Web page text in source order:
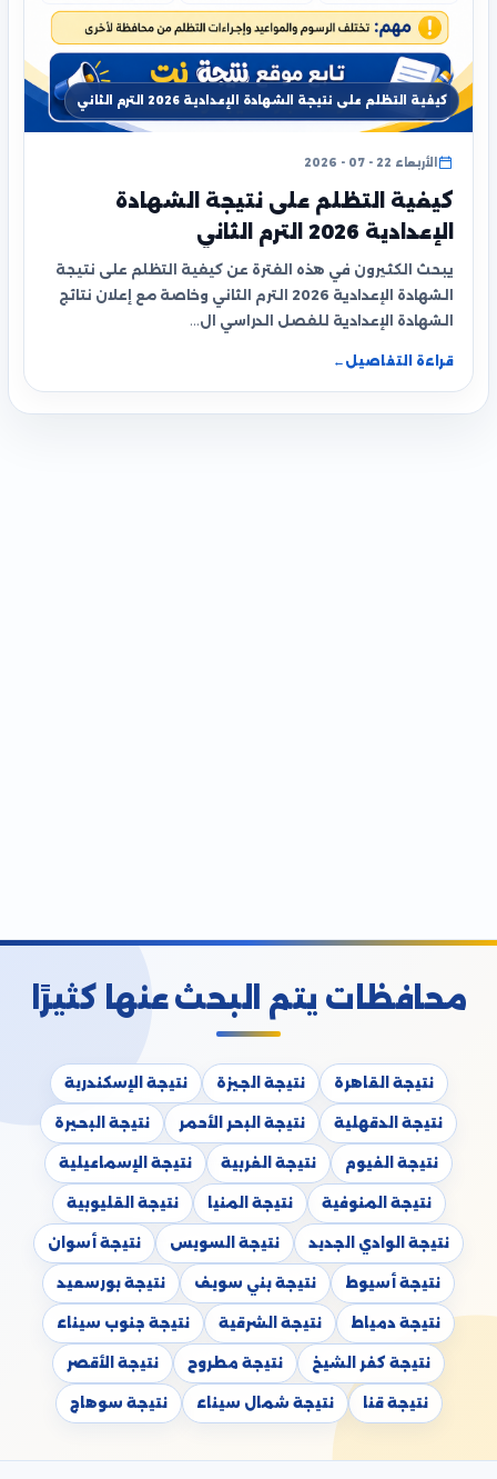
كيفية التظلم على نتيجة الشهادة الإعدادية 2026 الترم الثاني
الأربعاء 22 - 07 - 2026
كيفية التظلم على نتيجة الشهادة
الإعدادية 2026 الترم الثاني
يبحث الكثيرون في هذه الفترة عن كيفية التظلم على نتيجة
الشهادة الإعدادية 2026 الترم الثاني وخاصة مع إعلان نتائج
الشهادة الإعدادية للفصل الدراسي ال…
قراءة التفاصيل ←
محافظات يتم البحث عنها كثيرًا
نتيجة القاهرة نتيجة الجيزة نتيجة الإسكندرية
نتيجة الدقهلية نتيجة البحر الأحمر نتيجة البحيرة
نتيجة الفيوم نتيجة الغربية نتيجة الإسماعيلية
نتيجة المنوفية نتيجة المنيا نتيجة القليوبية
نتيجة الوادي الجديد نتيجة السويس نتيجة أسوان
نتيجة أسيوط نتيجة بني سويف نتيجة بورسعيد
نتيجة دمياط نتيجة الشرقية نتيجة جنوب سيناء
نتيجة كفر الشيخ نتيجة مطروح نتيجة الأقصر
نتيجة قنا نتيجة شمال سيناء نتيجة سوهاج